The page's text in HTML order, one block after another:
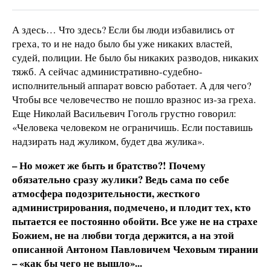
А здесь… Что здесь? Если бы люди избавились от
греха, то и не надо было бы уже никаких властей,
судей, полиции. Не было бы никаких разводов, никаких
тяжб. А сейчас административно-судебно-
исполнительный аппарат вовсю работает. А для чего?
Чтобы все человечество не пошло вразнос из-за греха.
Еще Николай Васильевич Гоголь грустно говорил:
«Человека человеком не ограничишь. Если поставишь
надзирать над жуликом, будет два жулика».
– Но может же быть и братство?! Почему
обязательно сразу жулики? Ведь сама по себе
атмосфера подозрительности, жесткого
администрирования, подмечено, и плодит тех, кто
пытается ее постоянно обойти. Все уже не на страхе
Божием, не на любви тогда держится, а на этой
описанной Антоном Павловичем Чеховым тирании
– «как бы чего не вышло»...